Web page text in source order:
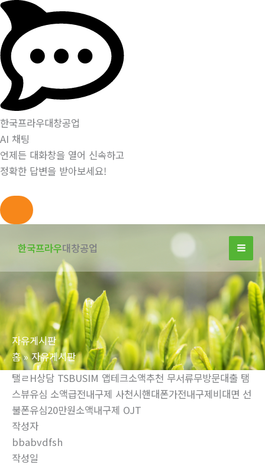
한국프라우대창공업
AI 채팅
언제든 대화창을 열어 신속하고
정확한 답변을 받아보세요!
너
뛰
기
한국프라우대창공업
자유게시판
홈
자유게시판
탤ㄹH상담 TSBUSIM 앱테크소액추천 무서류무방문대출 탬
스뷰유심 소액급전내구제 사천시핸대폰가전내구제비대면 선
불폰유심20만원소액내구제 OJT
작성자
bbabvdfsh
작성일